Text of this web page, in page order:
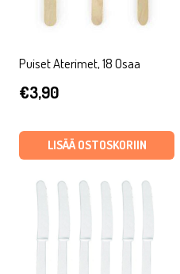
Puiset Aterimet, 18 Osaa
€3,90
LISÄÄ OSTOSKORIIN